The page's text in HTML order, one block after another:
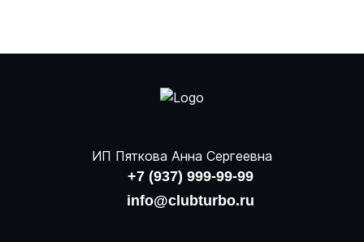
ИП Пяткова Анна Сергеевна
+7 (937) 999-99-99
info@clubturbo.ru